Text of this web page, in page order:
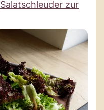
Salatschleuder zur